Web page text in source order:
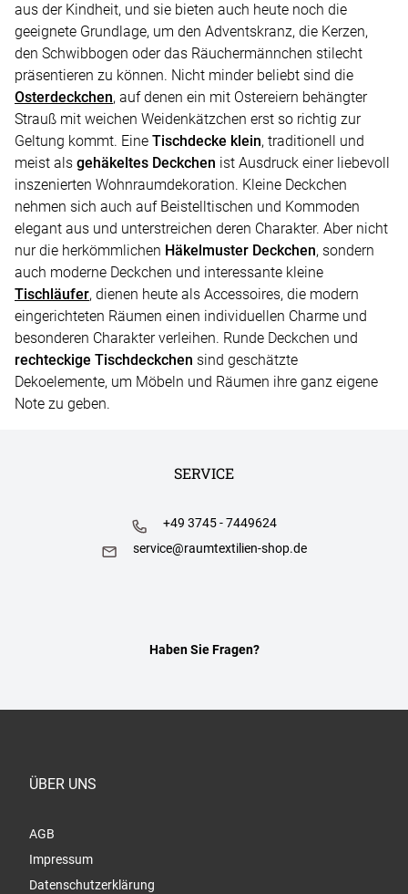
aus der Kindheit, und sie bieten auch heute noch die
geeignete Grundlage, um den Adventskranz, die Kerzen,
den Schwibbogen oder das Räuchermännchen stilecht
präsentieren zu können. Nicht minder beliebt sind die
Osterdeckchen, auf denen ein mit Ostereiern behängter
Strauß mit weichen Weidenkätzchen erst so richtig zur
Geltung kommt. Eine Tischdecke klein, traditionell und
meist als gehäkeltes Deckchen ist Ausdruck einer liebevoll
inszenierten Wohnraumdekoration. Kleine Deckchen
nehmen sich auch auf Beistelltischen und Kommoden
elegant aus und unterstreichen deren Charakter. Aber nicht
nur die herkömmlichen Häkelmuster Deckchen, sondern
auch moderne Deckchen und interessante kleine
Tischläufer, dienen heute als Accessoires, die modern
eingerichteten Räumen einen individuellen Charme und
besonderen Charakter verleihen. Runde Deckchen und
rechteckige Tischdeckchen sind geschätzte
Dekoelemente, um Möbeln und Räumen ihre ganz eigene
Note zu geben.
SERVICE
Haben Sie Fragen?
+49 3745 - 7449624
service@raumtextilien-shop.de
ÜBER UNS
AGB
Impressum
Datenschutzerklärung